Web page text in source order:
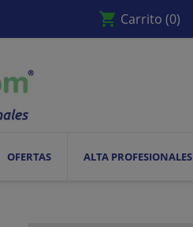
shopping_cart Carrito (0)
OFERTAS ALTA PROFESIONALES